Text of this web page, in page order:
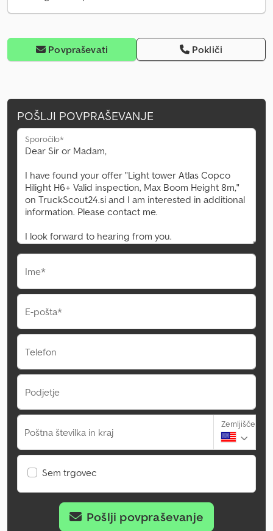
Povpraševati Pokliči
POŠLJI POVPRAŠEVANJE
Sporočilo*
Ime*
E-pošta*
Telefon
Podjetje
Poštna številka in kraj
Zemljišče
Sem trgovec
Pošlji povpraševanje